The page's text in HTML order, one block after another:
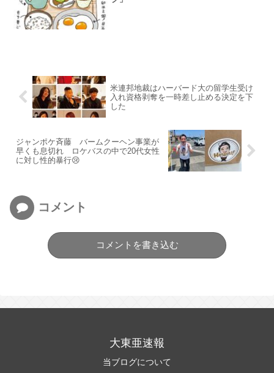
米連邦地裁はハーバード大の留学生受け
入れ資格剥奪を一時差し止める決定を下
した
ジャンポケ斉藤 バームクーヘン事業が
早くも息切れ ロケバスの中で20代女性
に対し性的暴行😢
コメント
コメントを書き込む
大東亜速報
当ブログについて